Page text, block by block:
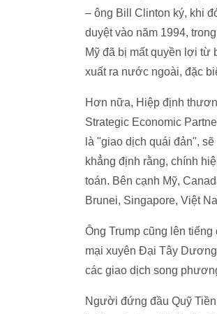
– ông Bill Clinton ký, khi
duyệt vào năm 1994,
Mỹ đã bị mất quyền lợi từ
xuất ra nước ngoài, đặc
Hơn nữa, Hiệp định
Strategic Economic
là "giao dịch quái đản",
khẳng định rằng, chính
toán. Bên cạnh Mỹ,
Brunei, Singapore, Việt
Ông Trump cũng lên
mại xuyên Đại Tây
các giao dịch song
Người đứng đầu Quỹ